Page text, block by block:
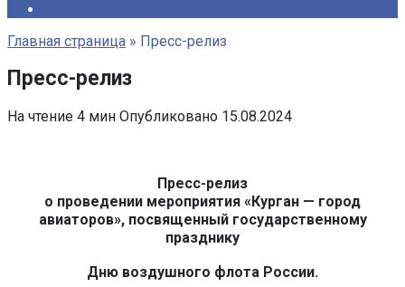
Главная страница » Пресс-релиз
Пресс-релиз
На чтение 4 мин Опубликовано 15.08.2024
Пресс-релиз
о проведении мероприятия «Курган — город
авиаторов», посвященный государственному
празднику
Дню воздушного флота России.